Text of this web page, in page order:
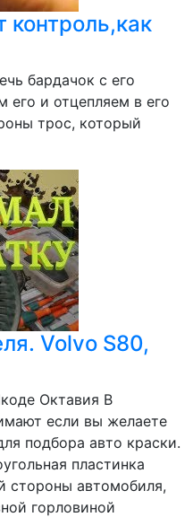
контроль,как
бардачок с его
его и отцепляем в его
трос, который
Volvo S80,
Октавия В
если вы желаете
подбора авто краски.
пластинка
стороны автомобиля,
горловиной